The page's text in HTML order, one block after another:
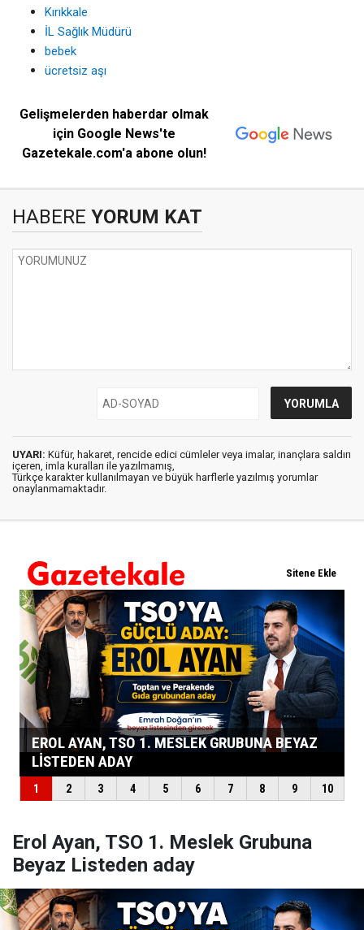
Kırıkkale
İL Sağlık Müdürü
bebek
ücretsiz aşı
Gelişmelerden haberdar olmak
için Google News'te
Gazetekale.com'a abone olun!
HABERE YORUM KAT
UYARI: Küfür, hakaret, rencide edici cümleler veya imalar, inançlara saldırı
içeren, imla kuralları ile yazılmamış,
Türkçe karakter kullanılmayan ve büyük harflerle yazılmış yorumlar
onaylanmamaktadır.
Erol Ayan, TSO 1. Meslek Grubuna
Beyaz Listeden aday